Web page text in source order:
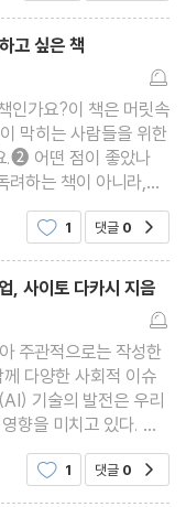
고 싶은 책
가요?이 책은 머릿속
막히는 사람들을 위한
.➋ 어떤 점이 좋았나
려하는 책이 아니라,왜
풀어주고,자연스럽게
서 좋았어요.쉽게 읽
1 댓글 0
, 사이토 다카시 지음
주관적으로는 작성한
다양한 사회적 이슈
기술의 발전은 우리
향을 미치고 있다. 이
의적이고 비판적인 사
리는
1 댓글 0